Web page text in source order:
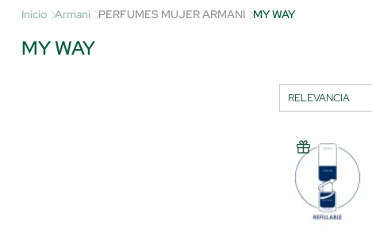
Inicio Armani PERFUMES MUJER ARMANI MY WAY
MY WAY